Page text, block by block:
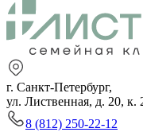
г. Санкт-Петербург,
ул. Лиственная, д. 20, к.
8 (812) 250-22-12